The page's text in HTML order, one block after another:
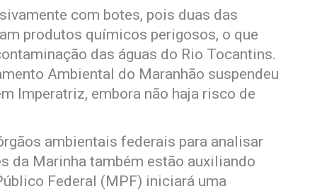
com botes, pois duas das
produtos químicos perigosos, o que
das águas do Rio Tocantins.
Ambiental do Maranhão suspendeu
Imperatriz, embora não haja risco de
ambientais federais para analisar
da Marinha também estão auxiliando
Federal (MPF) iniciará uma